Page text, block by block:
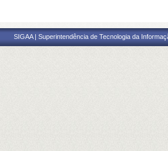
SIGAA | Superintendência de Tecnologia da